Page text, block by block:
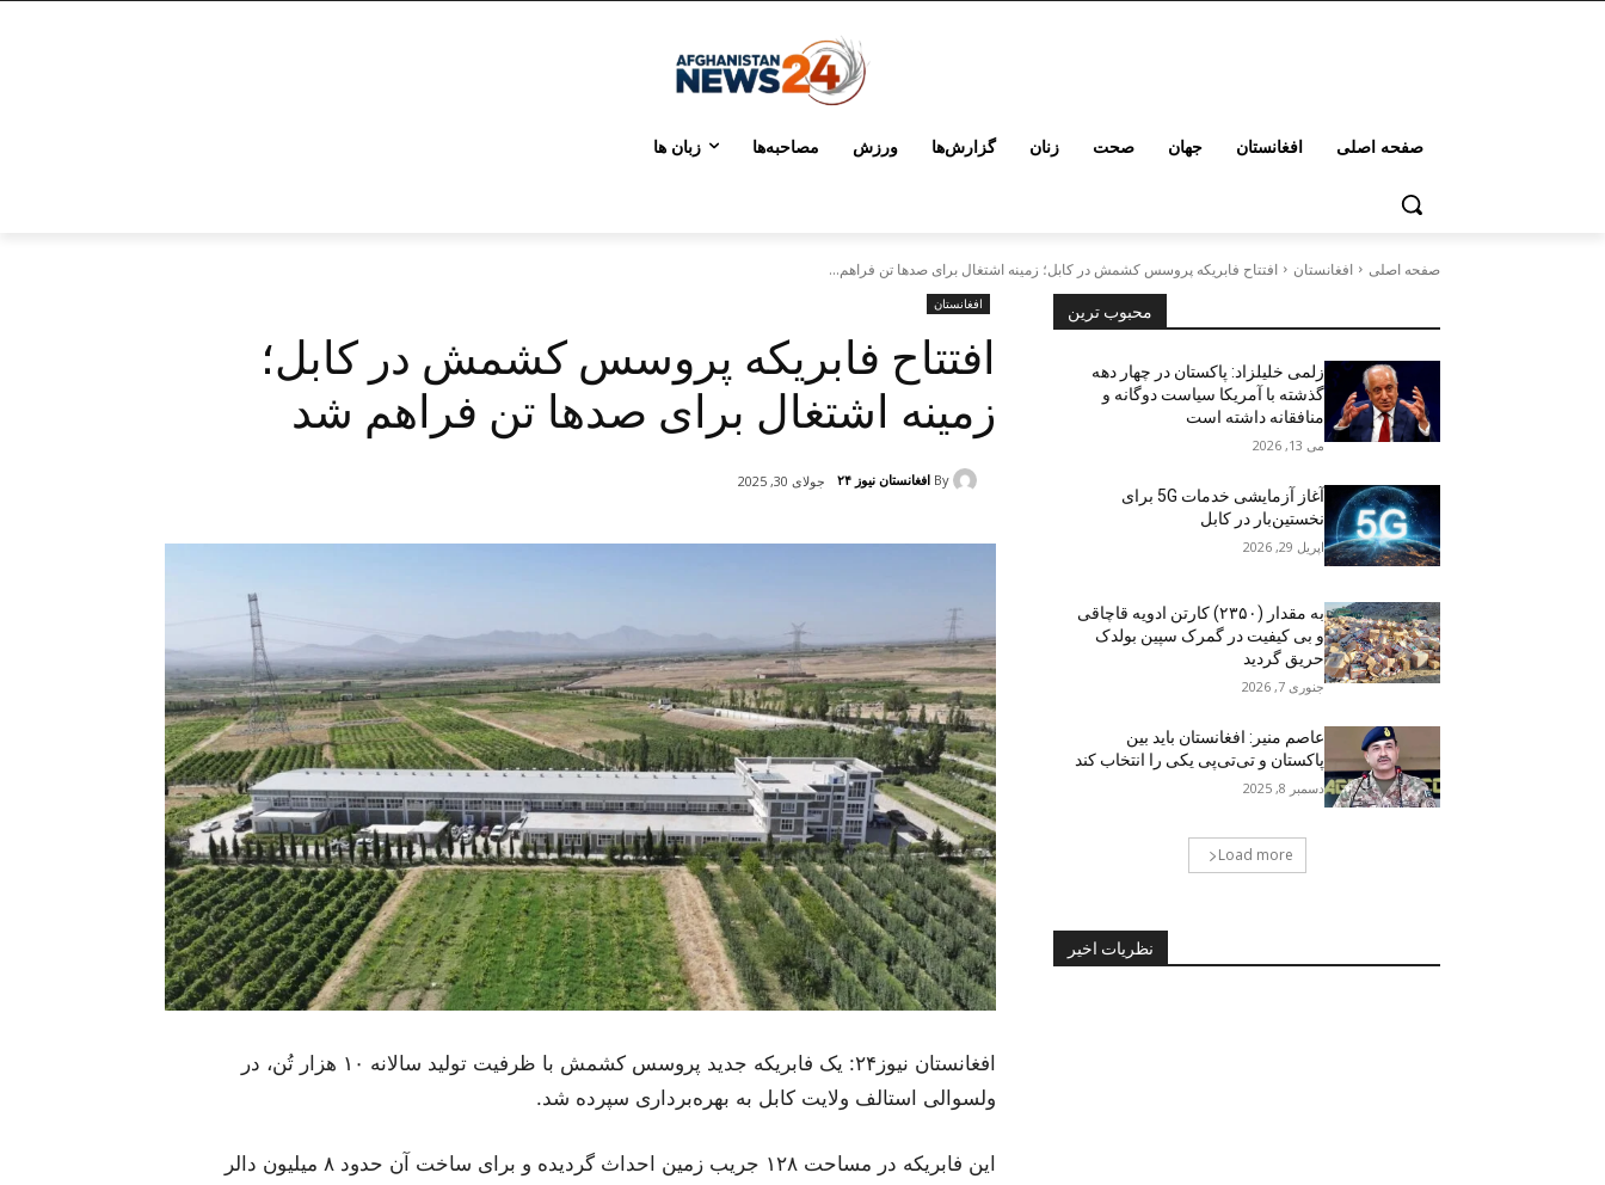
صفحه اصلی افغانستان جهان صحت زنان گزارش‌ها ورزش مصاحبه‌ها زبان ها
صفحه اصلی افغانستان افتتاح فابریکه پروسس کشمش در کابل؛ زمینه اشتغال برای صدها تن فراهم...
افغانستان
افتتاح فابریکه پروسس کشمش در کابل؛
زمینه اشتغال برای صدها تن فراهم شد
By افغانستان نیوز ۲۴ جولای 30, 2025
افغانستان نیوز۲۴: یک فابریکه جدید پروسس کشمش با ظرفیت تولید سالانه ۱۰ هزار تُن، در
ولسوالی استالف ولایت کابل به بهره‌برداری سپرده شد.
این فابریکه در مساحت ۱۲۸ جریب زمین احداث گردیده و برای ساخت آن حدود ۸ میلیون دالر
محبوب ترین
زلمی خلیلزاد: پاکستان در چهار دهه
گذشته با آمریکا سیاست دوگانه و
منافقانه داشته است
می 13, 2026
آغاز آزمایشی خدمات 5G برای
نخستین‌بار در کابل
اپریل 29, 2026
به مقدار (۲۳۵۰) کارتن ادویه قاچاقی
و بی کیفیت در گمرک سپین بولدک
حریق گردید
جنوری 7, 2026
عاصم منیر: افغانستان باید بین
پاکستان و تی‌تی‌پی یکی را انتخاب کند
دسمبر 8, 2025
Load more
نظریات اخیر